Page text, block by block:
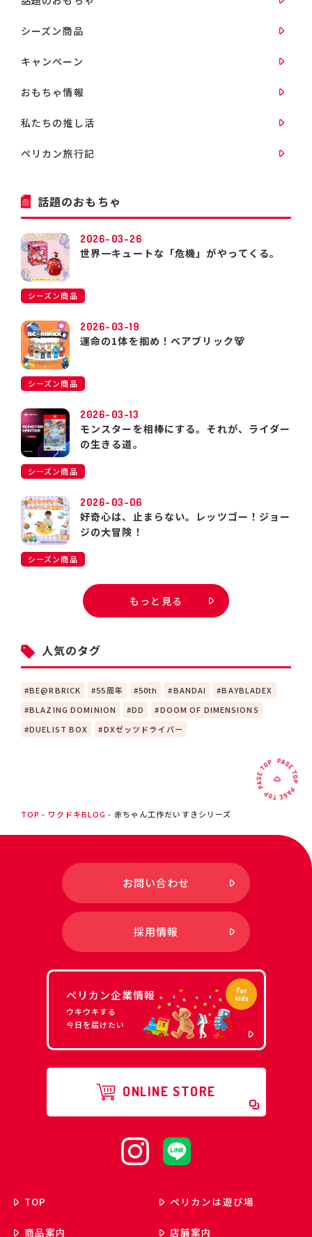
シーズン商品
キャンペーン
おもちゃ情報
私たちの推し活
ペリカン旅行記
話題のおもちゃ
2026-03-26
世界一キュートな「危機」がやってくる。
シーズン商品
2026-03-19
運命の1体を掴め！ベアブリック🐻
シーズン商品
2026-03-13
モンスターを相棒にする。それが、ライダー
の生きる道。
シーズン商品
2026-03-06
好奇心は、止まらない。レッツゴー！ジョー
ジの大冒険！
シーズン商品
もっと見る
人気のタグ
BE@RBRICK 55周年 50th BANDAI
BAYBLADEX
BLAZING DOMINION
DD
DOOM OF DIMENSIONS
DUELIST BOX
DXゼッツドライバー
TOP ワクドキBLOG 赤ちゃん工作だいすきシリーズ
お問い合わせ
採用情報
ペリカン企業情報
ウキウキする
今日を届けたい
ONLINE STORE
TOP ペリカンは遊び場
商品案内 店舗案内